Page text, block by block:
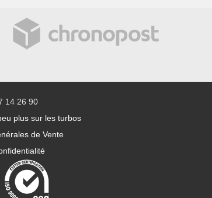
14 26 90
plus sur les turbos
de Vente